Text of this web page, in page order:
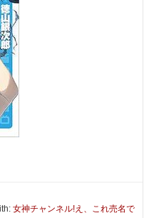
女神チャンネル!え、これ売名で